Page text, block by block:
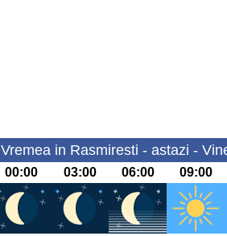
Vremea in Rasmiresti - astazi -
00:00 03:00 06:00 09:00